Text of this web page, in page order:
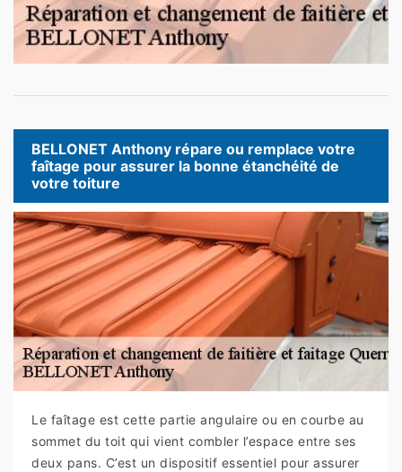
BELLONET Anthony répare ou remplace votre
faîtage pour assurer la bonne étanchéité de
votre toiture
Le faîtage est cette partie angulaire ou en courbe au
sommet du toit qui vient combler l’espace entre ses
deux pans. C’est un dispositif essentiel pour assurer